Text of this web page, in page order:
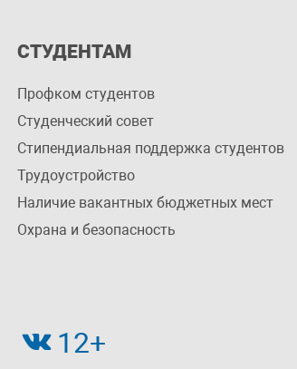
СТУДЕНТАМ
Профком студентов
Студенческий совет
Стипендиальная поддержка студентов
Трудоустройство
Наличие вакантных бюджетных мест
Охрана и безопасность
12+